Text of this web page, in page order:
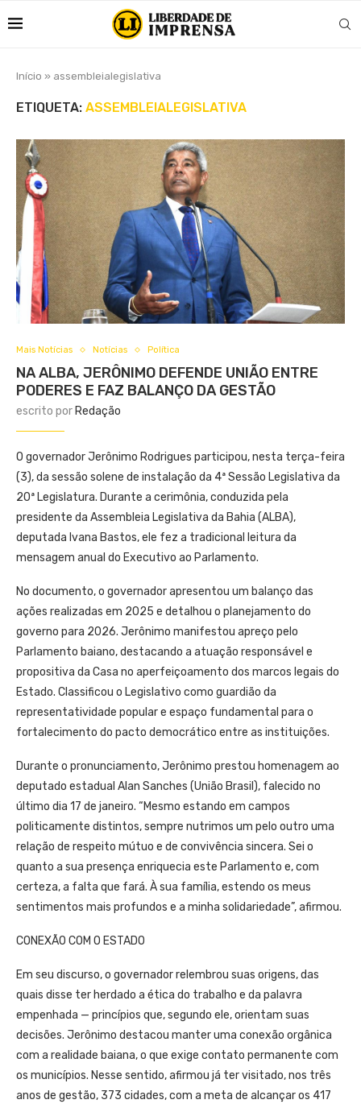
Início » assembleialegislativa
ETIQUETA: ASSEMBLEIALEGISLATIVA
Mais Notícias Notícias Política
NA ALBA, JERÔNIMO DEFENDE UNIÃO ENTRE
PODERES E FAZ BALANÇO DA GESTÃO
escrito por Redação
O governador Jerônimo Rodrigues participou, nesta terça-feira
(3), da sessão solene de instalação da 4ª Sessão Legislativa da
20ª Legislatura. Durante a cerimônia, conduzida pela
presidente da Assembleia Legislativa da Bahia (ALBA),
deputada Ivana Bastos, ele fez a tradicional leitura da
mensagem anual do Executivo ao Parlamento.
No documento, o governador apresentou um balanço das
ações realizadas em 2025 e detalhou o planejamento do
governo para 2026. Jerônimo manifestou apreço pelo
Parlamento baiano, destacando a atuação responsável e
propositiva da Casa no aperfeiçoamento dos marcos legais do
Estado. Classificou o Legislativo como guardião da
representatividade popular e espaço fundamental para o
fortalecimento do pacto democrático entre as instituições.
Durante o pronunciamento, Jerônimo prestou homenagem ao
deputado estadual Alan Sanches (União Brasil), falecido no
último dia 17 de janeiro. “Mesmo estando em campos
politicamente distintos, sempre nutrimos um pelo outro uma
relação de respeito mútuo e de convivência sincera. Sei o
quanto a sua presença enriquecia este Parlamento e, com
certeza, a falta que fará. À sua família, estendo os meus
sentimentos mais profundos e a minha solidariedade”, afirmou.
CONEXÃO COM O ESTADO
Em seu discurso, o governador relembrou suas origens, das
quais disse ter herdado a ética do trabalho e da palavra
empenhada — princípios que, segundo ele, orientam suas
decisões. Jerônimo destacou manter uma conexão orgânica
com a realidade baiana, o que exige contato permanente com
os municípios. Nesse sentido, afirmou já ter visitado, nos três
anos de gestão, 373 cidades, com a meta de alcançar os 417